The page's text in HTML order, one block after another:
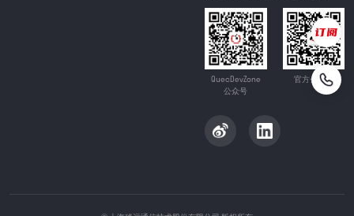
QuecDevZone
公众号
官方公众号